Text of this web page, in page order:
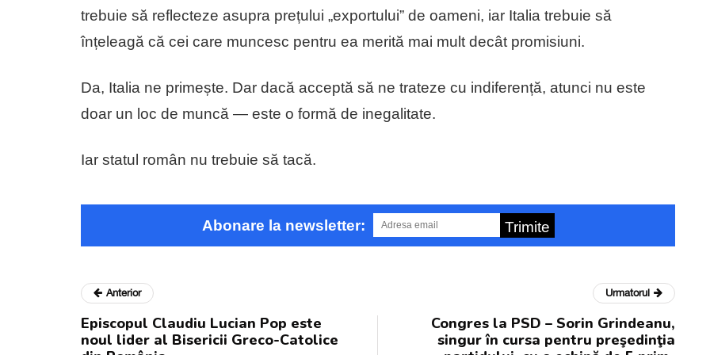
trebuie să reflecteze asupra prețului „exportului” de oameni, iar Italia trebuie să
înțeleagă că cei care muncesc pentru ea merită mai mult decât promisiuni.
Da, Italia ne primește. Dar dacă acceptă să ne trateze cu indiferență, atunci nu este
doar un loc de muncă — este o formă de inegalitate.
Iar statul român nu trebuie să tacă.
Abonare la newsletter: Trimite
Anterior
Episcopul Claudiu Lucian Pop este
noul lider al Bisericii Greco-Catolice
Urmatorul
Congres la PSD – Sorin Grindeanu,
singur în cursa pentru preşedinţia